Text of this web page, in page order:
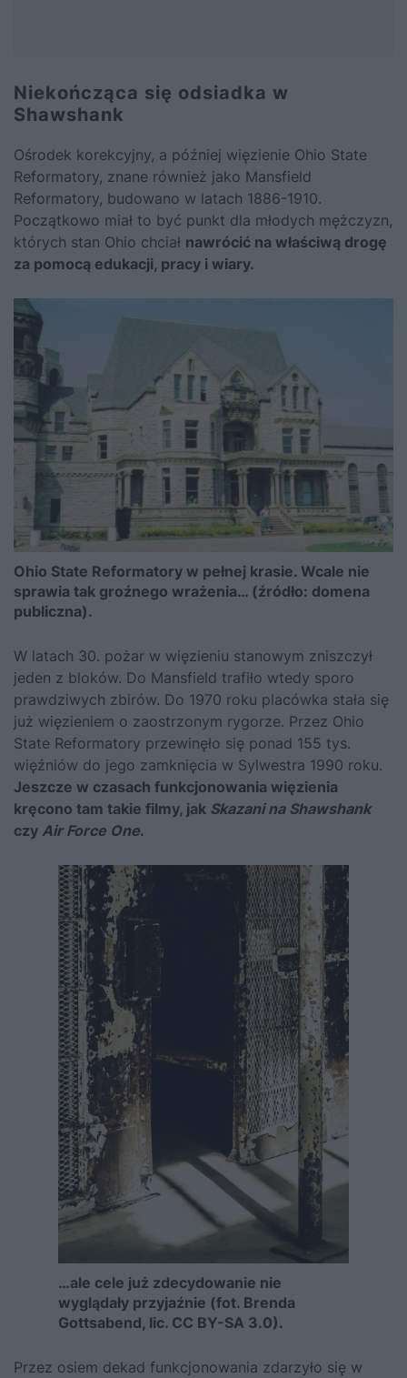
Niekończąca się odsiadka w
Shawshank
Ośrodek korekcyjny, a później więzienie Ohio State
Reformatory, znane również jako Mansfield
Reformatory, budowano w latach 1886-1910.
Początkowo miał to być punkt dla młodych mężczyzn,
których stan Ohio chciał nawrócić na właściwą drogę
za pomocą edukacji, pracy i wiary.
Ohio State Reformatory w pełnej krasie. Wcale nie
sprawia tak groźnego wrażenia… (źródło: domena
publiczna).
W latach 30. pożar w więzieniu stanowym zniszczył
jeden z bloków. Do Mansfield trafiło wtedy sporo
prawdziwych zbirów. Do 1970 roku placówka stała się
już więzieniem o zaostrzonym rygorze. Przez Ohio
State Reformatory przewinęło się ponad 155 tys.
więźniów do jego zamknięcia w Sylwestra 1990 roku.
Jeszcze w czasach funkcjonowania więzienia
kręcono tam takie filmy, jak Skazani na Shawshank
czy Air Force One.
…ale cele już zdecydowanie nie
wyglądały przyjaźnie (fot. Brenda
Gottsabend, lic. CC BY-SA 3.0).
Przez osiem dekad funkcjonowania zdarzyło się w